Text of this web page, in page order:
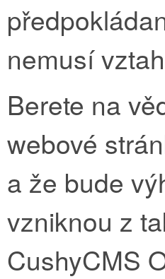
nemusí
Berete na
webové
a že bude
vzniknou z
CushyCMS